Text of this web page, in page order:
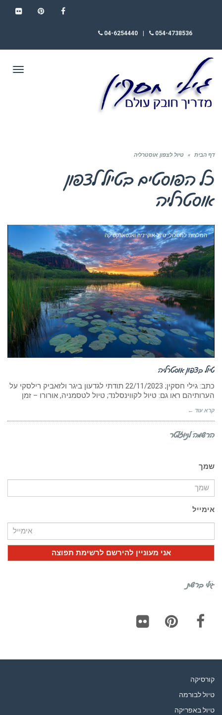
054-4738536
04-6254440
דף הבית » טיול לצפון אוסטרליה
כל הפוסטים בטיול לצפון
אוסטרליה
המלצות למסלולי טיול-אוקייניה ואנטארקטיקה
טיול בצפון אוסטרליה
כתב: גילי חסקין; ‏22/11/2023 תודתי לגדעון ביגר ולזאביק רילסקי על
הערותיהם ראו גם: טיול לקווינסלנד; טיול לטסמניה, אורורו – זמן
קרא עוד ←
הרשמה לניוזלטר
שמך
אימייל
גילי ברשת
קורסיקה
טיול לבורמה
טיול באפריקה